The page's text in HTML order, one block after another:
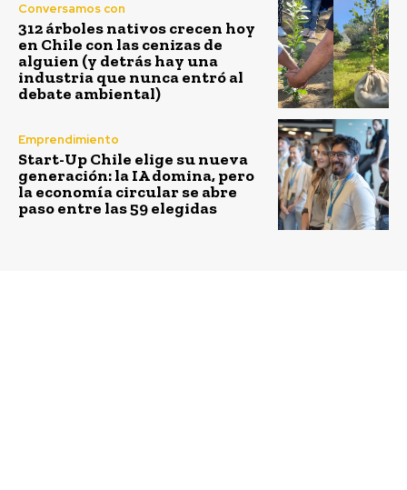
Conversamos con
312 árboles nativos crecen hoy
en Chile con las cenizas de
alguien (y detrás hay una
industria que nunca entró al
debate ambiental)
Emprendimiento
Start-Up Chile elige su nueva
generación: la IA domina, pero
la economía circular se abre
paso entre las 59 elegidas